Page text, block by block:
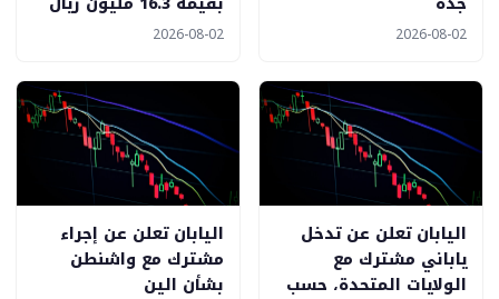
2026-08-02
2026-08-02
اليابان تعلن عن تدخل
ياباني مشترك مع
الولايات المتحدة، حسب
اليابان تعلن عن إجراء
مشترك مع واشنطن
بشأن الين